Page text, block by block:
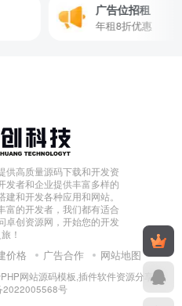
广告位招租
年租8折优惠
供高质量源码下载和开发资
发者和企业提供丰富多样的
和开发各种应用和网站。
富的开发者，我们都有适合
卓创资源网，开始您的开发
！
价格 广告合作 网站地图
网站源码模板,插件软件资源分享平
2022005568号